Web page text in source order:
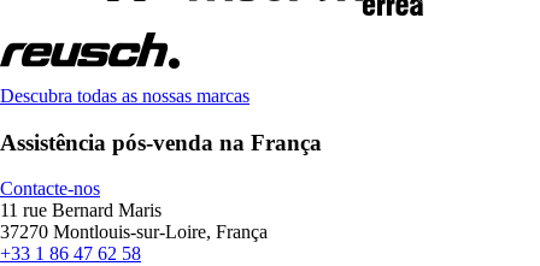
Descubra todas as nossas marcas
Assistência pós-venda na França
Contacte-nos
11 rue Bernard Maris
37270 Montlouis-sur-Loire, França
+33 1 86 47 62 58